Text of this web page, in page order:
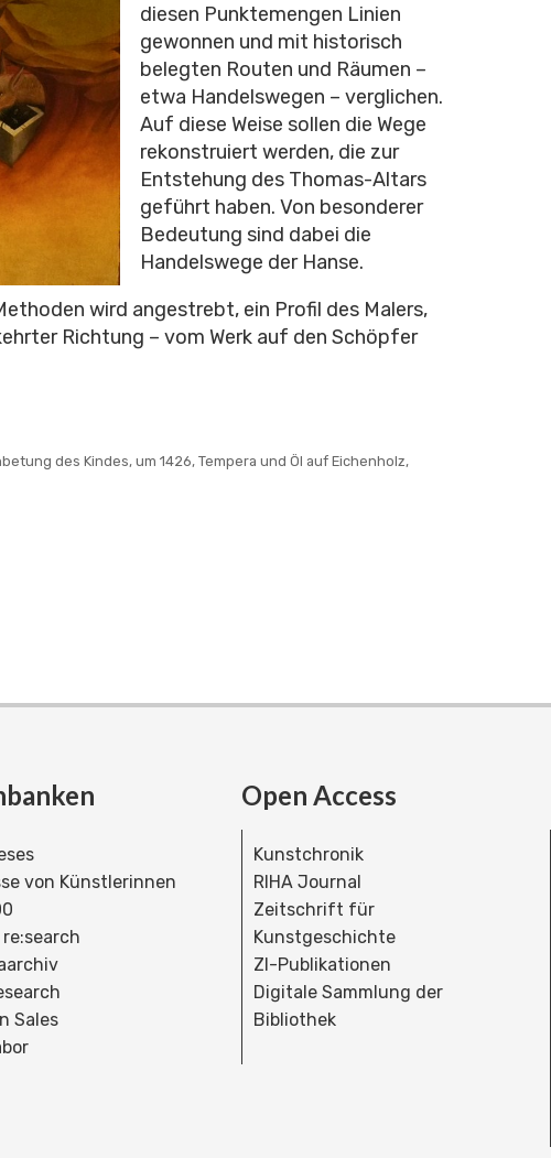
diesen Punktemengen Linien
gewonnen und mit historisch
belegten Routen und Räumen –
etwa Handelswegen – verglichen.
Auf diese Weise sollen die Wege
rekonstruiert werden, die zur
Entstehung des Thomas-Altars
geführt haben. Von besonderer
Bedeutung sind dabei die
Handelswege der Hanse.
wird angestrebt, ein Profil des Malers,
Richtung – vom Werk auf den Schöpfer
des Kindes, um 1426, Tempera und Öl auf Eichenholz,
von Künstlerinnen
Sales
Open Access
Kunstchronik
RIHA Journal
Zeitschrift für
Kunstgeschichte
ZI-Publikationen
Digitale Sammlung der
Bibliothek